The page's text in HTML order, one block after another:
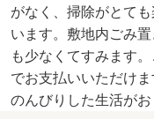
がなく、掃除がとて
います。敷地内ごみ
も少なくてすみます
でお支払いいただけ
のんびりした生活がお